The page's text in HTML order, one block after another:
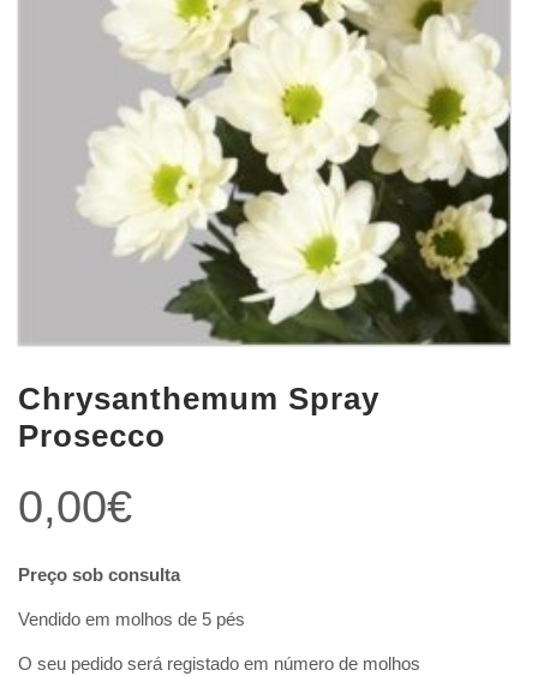
Chrysanthemum Spray
Prosecco
0,00€
Preço sob consulta
Vendido em molhos de 5 pés
O seu pedido será registado em número de molhos